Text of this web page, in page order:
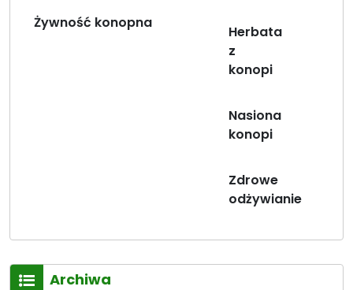
Żywność konopna
Herbata
z
konopi
Nasiona
konopi
Zdrowe
odżywianie
Archiwa